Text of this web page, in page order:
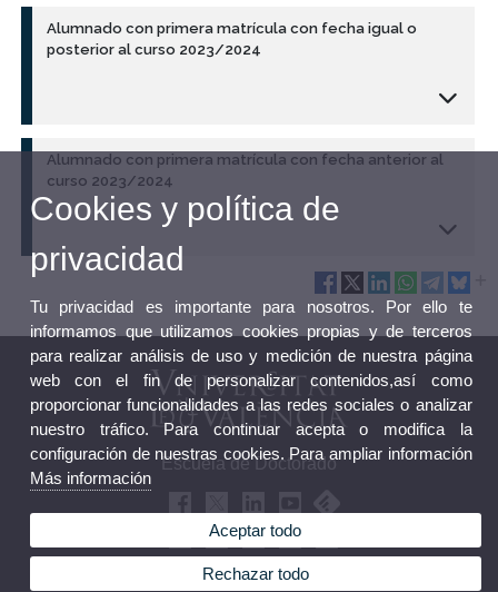
Alumnado con primera matrícula con fecha igual o
posterior al curso 2023/2024
Alumnado con primera matrícula con fecha anterior al
curso 2023/2024
Escuela de Doctorado
Cookies y política de
privacidad
Tu privacidad es importante para nosotros. Por ello te
informamos que utilizamos cookies propias y de terceros
para realizar análisis de uso y medición de nuestra página
web con el fin de personalizar contenidos,así como
proporcionar funcionalidades a las redes sociales o analizar
nuestro tráfico. Para continuar acepta o modifica la
configuración de nuestras cookies. Para ampliar información
Más información
Aceptar todo
Rechazar todo